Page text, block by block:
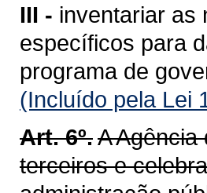
III - inventariar as
específicos para
programa de
(Incluído pela Lei
Art. 6º.A
terceiros e